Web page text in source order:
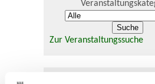
Zur Veranstaltungssuche